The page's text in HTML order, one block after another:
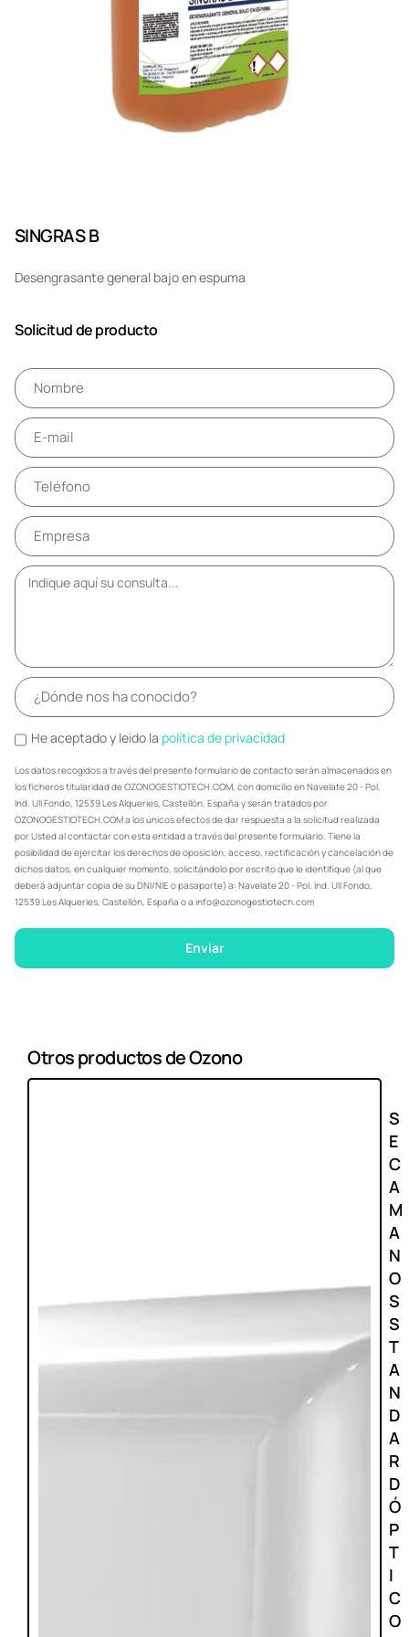
SINGRAS B
Desengrasante general bajo en espuma
Solicitud de producto
He aceptado y leido la política de privacidad
Los datos recogidos a través del presente formulario de contacto serán almacenados en
los ficheros titularidad de OZONOGESTIOTECH.COM, con domicilio en Navelate 20 - Pol.
Ind. Ull Fondo, 12539 Les Alqueries, Castellón, España y serán tratados por
OZONOGESTIOTECH.COM a los únicos efectos de dar respuesta a la solicitud realizada
por Usted al contactar con esta entidad a través del presente formulario. Tiene la
posibilidad de ejercitar los derechos de oposición, acceso, rectificación y cancelación de
dichos datos, en cualquier momento, solicitándolo por escrito que le identifique (al que
deberá adjuntar copia de su DNI/NIE o pasaporte) a: Navelate 20 - Pol. Ind. Ull Fondo,
12539 Les Alqueries, Castellón, España o a info@ozonogestiotech.com
Enviar
Otros productos de Ozono
S
E
C
A
M
A
N
O
S
S
T
A
N
D
A
R
D
Ó
P
T
I
C
O